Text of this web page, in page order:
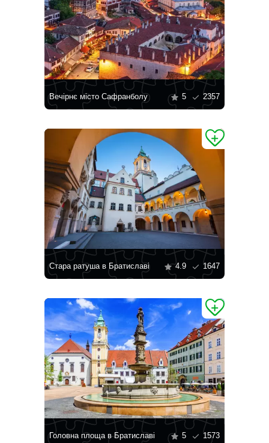
Вечірнє місто Сафранболу 5 2357
Стара ратуша в Братиславі 4.9 1647
Головна площа в Братиславі 5 1573